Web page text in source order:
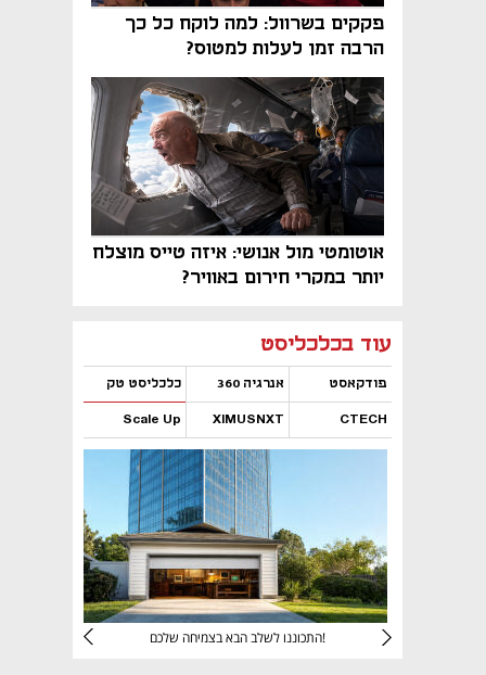
פקקים בשרוול: למה לוקח כל כך
הרבה זמן לעלות למטוס?
אוטומטי מול אנושי: איזה טייס מוצלח
יותר במקרי חירום באוויר?
עוד בכלכליסט
פודקאסט אנרגיה 360 כלכליסט טק
CTECH
XIMUSNXT
Scale Up
נפתח בכרטיסייה חדשה
התכוננו לשלב הבא בצמיחה שלכם!
נפתח בכרטיסייה חדשה